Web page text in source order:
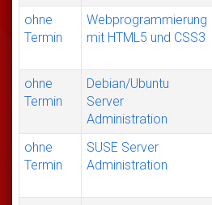
ohne
Termin
Webprogrammierung
mit HTML5 und CSS3
ohne
Termin
Debian/Ubuntu
Server
Administration
ohne
Termin
SUSE Server
Administration